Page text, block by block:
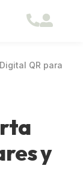
QR para
y